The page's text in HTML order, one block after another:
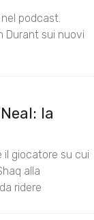
podcast.
Durant sui nuovi
la
il giocatore su cui
alla
ridere